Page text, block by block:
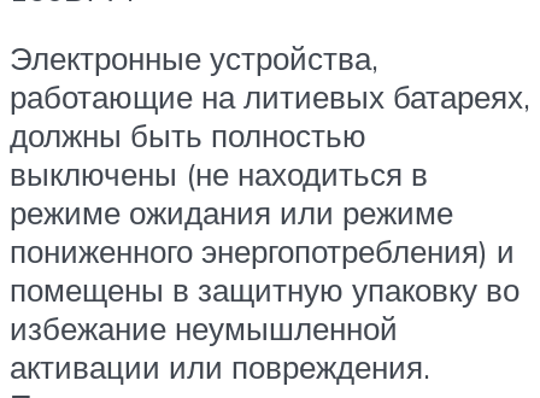
Электронные устройства,
работающие на литиевых батареях,
должны быть полностью
выключены (не находиться в
режиме ожидания или режиме
пониженного энергопотребления) и
помещены в защитную упаковку во
избежание неумышленной
активации или повреждения.